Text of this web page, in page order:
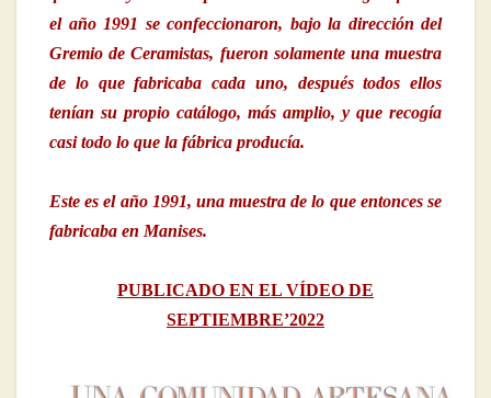
el año 1991 se confeccionaron, bajo la dirección del
Gremio de Ceramistas, fueron solamente una muestra
de lo que fabricaba cada uno, después todos ellos
tenían su propio catálogo, más amplio, y que recogía
casi todo lo que la fábrica producía.
Este es el año 1991, una muestra de lo que entonces se
fabricaba en Manises.
PUBLICADO EN EL VÍDEO DE
SEPTIEMBRE’2022